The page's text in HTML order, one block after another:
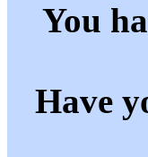
You
Have